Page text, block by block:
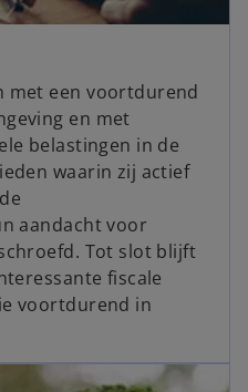
met een voortdurend
en met
belastingen in de
waarin zij actief
aandacht voor
Tot slot blijft
fiscale
voortdurend in